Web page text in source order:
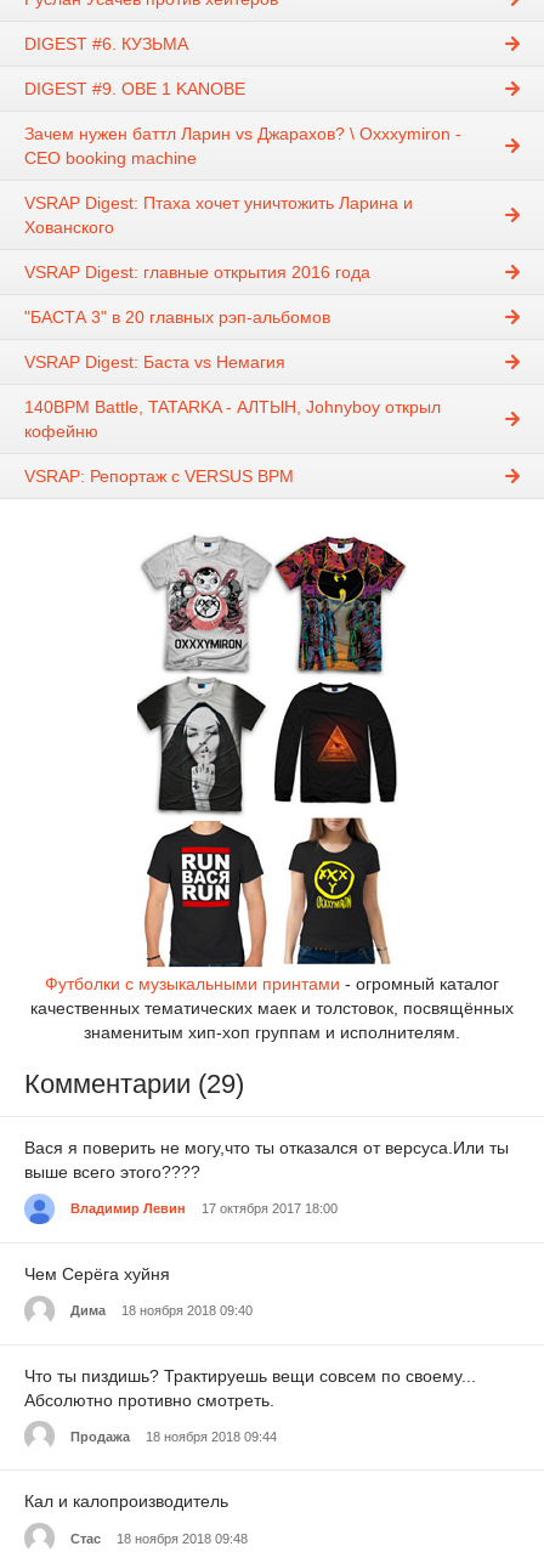
DIGEST #6. КУЗЬМА
DIGEST #9. OBE 1 KANOBE
Зачем нужен баттл Ларин vs Джарахов? \ Oxxxymiron -
CEO booking machine
VSRAP Digest: Птаха хочет уничтожить Ларина и
Хованского
VSRAP Digest: главные открытия 2016 года
"БАСТА 3" в 20 главных рэп-альбомов
VSRAP Digest: Баста vs Немагия
140BPM Battle, TATARKA - АЛТЫН, Johnyboy открыл
кофейню
VSRAP: Репортаж с VERSUS BPM
Футболки с музыкальными принтами - огромный каталог
качественных тематических маек и толстовок, посвящённых
знаменитым хип-хоп группам и исполнителям.
Комментарии (29)
Вася я поверить не могу,что ты отказался от версуса.Или ты
выше всего этого????
Владимир Левин 17 октября 2017 18:00
Чем Серёга хуйня
Дима 18 ноября 2018 09:40
Что ты пиздишь? Трактируешь вещи совсем по своему...
Абсолютно противно смотреть.
Продажа 18 ноября 2018 09:44
Кал и калопроизводитель
Стас 18 ноября 2018 09:48